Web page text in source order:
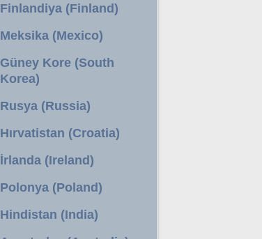
Finlandiya (Finland)
Meksika (Mexico)
Güney Kore (South
Korea)
Rusya (Russia)
Hırvatistan (Croatia)
İrlanda (Ireland)
Polonya (Poland)
Hindistan (India)